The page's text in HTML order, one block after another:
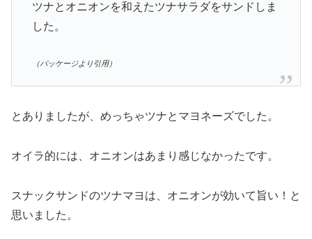
ツナとオニオンを和えたツナサラダをサンドしま
した。
（パッケージより引用）
とありましたが、めっちゃツナとマヨネーズでした。
オイラ的には、オニオンはあまり感じなかったです。
スナックサンドのツナマヨは、オニオンが効いて旨い！と
思いました。